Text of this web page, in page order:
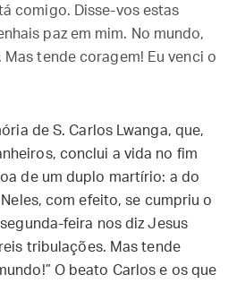
comigo. Disse-vos estas
paz em mim. No mundo,
tende coragem! Eu venci o
de S. Carlos Lwanga, que,
conclui a vida no fim
de um duplo martírio: a do
Neles, com efeito, se cumpriu o
feira nos diz Jesus
tribulações. Mas tende
O beato Carlos e os que